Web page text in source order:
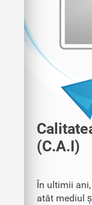
(C.A.I)
În ultimii
atât mediul